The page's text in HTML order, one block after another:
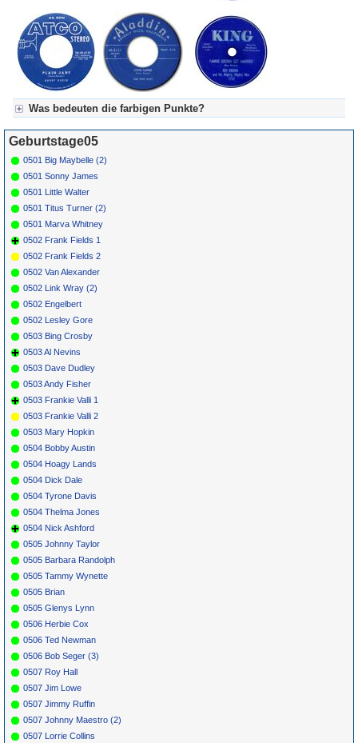
Was bedeuten die farbigen Punkte?
Für Axel's Tageskalender:
Grün = Kurzgeschichte
Grün! = fachlich bestimmt spannend, nicht verpassen!
Grün+ = Stundenbeitrag
Gelb = Kurzgeschichten oder Stundensendungen in Arbeit
Blau = Beschreibungstext (beschreibender Text)
Geburtstage05
0501 Big Maybelle (2)
0501 Sonny James
0501 Little Walter
0501 Titus Turner (2)
0501 Marva Whitney
0502 Frank Fields 1
0502 Frank Fields 2
0502 Van Alexander
0502 Link Wray (2)
0502 Engelbert
0502 Lesley Gore
0503 Bing Crosby
0503 Al Nevins
0503 Dave Dudley
0503 Andy Fisher
0503 Frankie Valli 1
0503 Frankie Valli 2
0503 Mary Hopkin
0504 Bobby Austin
0504 Hoagy Lands
0504 Dick Dale
0504 Tyrone Davis
0504 Thelma Jones
0504 Nick Ashford
0505 Johnny Taylor
0505 Barbara Randolph
0505 Tammy Wynette
0505 Brian
0505 Glenys Lynn
0506 Herbie Cox
0506 Ted Newman
0506 Bob Seger (3)
0507 Roy Hall
0507 Jim Lowe
0507 Jimmy Ruffin
0507 Johnny Maestro (2)
0507 Lorrie Collins